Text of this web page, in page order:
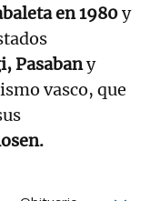
en 1980y
Pasabany
vasco, que